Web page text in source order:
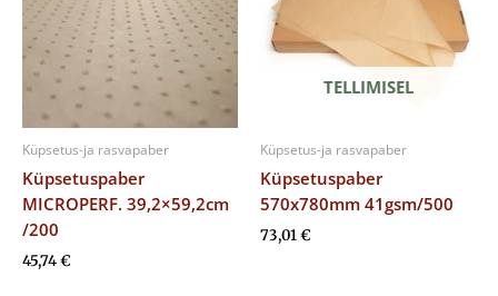
Küpsetus-ja rasvapaber
Küpsetuspaber
MICROPERF. 39,2×59,2cm
/200
45,74€
TELLIMISEL
Küpsetus-ja rasvapaber
Küpsetuspaber
570x780mm 41gsm/500
73,01€